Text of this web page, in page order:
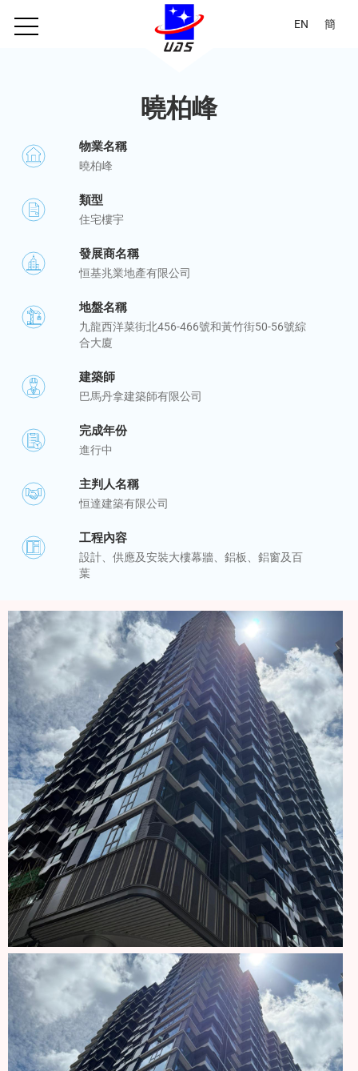
EN 簡
曉柏峰
物業名稱
曉柏峰
類型
住宅樓宇
發展商名稱
恒基兆業地產有限公司
地盤名稱
九龍西洋菜街北456-466號和黃竹街50-56號綜
合大廈
建築師
巴馬丹拿建築師有限公司
完成年份
進行中
主判人名稱
恒達建築有限公司
工程內容
設計、供應及安裝大樓幕牆、鋁板、鋁窗及百
葉